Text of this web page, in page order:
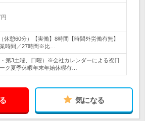
休憩60分）【実働】8時間【時間外労働有無】
時間／27時間※比…
第3土曜、日曜）※会社カレンダーによる祝日
ク夏季休暇年末年始休暇有…
気になる